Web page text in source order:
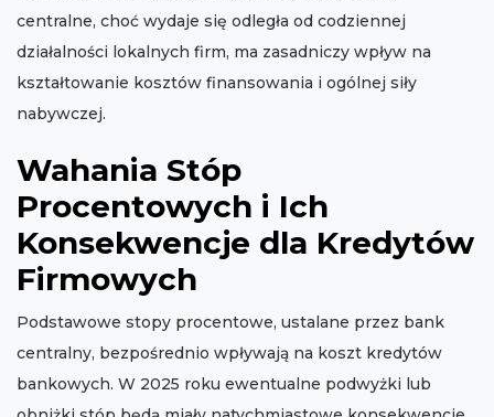
centralne, choć wydaje się odległa od codziennej
działalności lokalnych firm, ma zasadniczy wpływ na
kształtowanie kosztów finansowania i ogólnej siły
nabywczej.
Wahania Stóp
Procentowych i Ich
Konsekwencje dla Kredytów
Firmowych
Podstawowe stopy procentowe, ustalane przez bank
centralny, bezpośrednio wpływają na koszt kredytów
bankowych. W 2025 roku ewentualne podwyżki lub